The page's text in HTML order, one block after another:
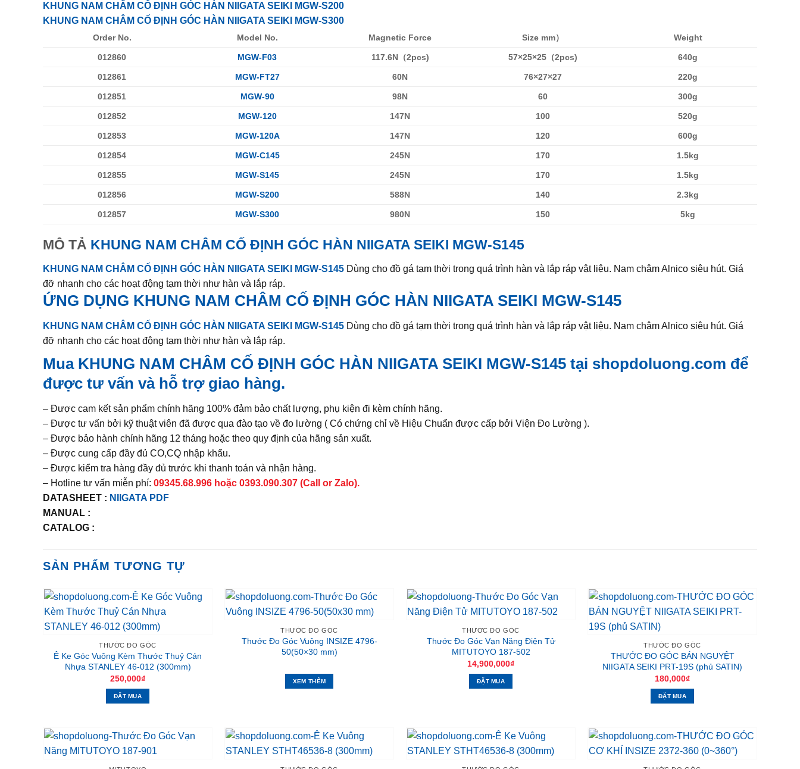
KHUNG NAM CHÂM CỐ ĐỊNH GÓC HÀN NIIGATA SEIKI MGW-S200
KHUNG NAM CHÂM CỐ ĐỊNH GÓC HÀN NIIGATA SEIKI MGW-S300
Order No. Model No. Magnetic Force Size mm） Weight
012860 MGW-F03 117.6N（2pcs) 57×25×25（2pcs) 640g
012861 MGW-FT27 60N 76×27×27 220g
012851 MGW-90 98N 60 300g
012852 MGW-120 147N 100 520g
012853 MGW-120A 147N 120 600g
012854 MGW-C145 245N 170 1.5kg
012855 MGW-S145 245N 170 1.5kg
012856 MGW-S200 588N 140 2.3kg
012857 MGW-S300 980N 150 5kg
MÔ TẢ KHUNG NAM CHÂM CỐ ĐỊNH GÓC HÀN NIIGATA SEIKI MGW-S145
KHUNG NAM CHÂM CỐ ĐỊNH GÓC HÀN NIIGATA SEIKI MGW-S145 Dùng cho đồ gá tạm thời trong quá trình hàn và lắp ráp vật liệu. Nam châm Alnico siêu hút. Giá
đỡ nhanh cho các hoạt động tạm thời như hàn và lắp ráp.
ỨNG DỤNG KHUNG NAM CHÂM CỐ ĐỊNH GÓC HÀN NIIGATA SEIKI MGW-S145
KHUNG NAM CHÂM CỐ ĐỊNH GÓC HÀN NIIGATA SEIKI MGW-S145 Dùng cho đồ gá tạm thời trong quá trình hàn và lắp ráp vật liệu. Nam châm Alnico siêu hút. Giá
đỡ nhanh cho các hoạt động tạm thời như hàn và lắp ráp.
Mua KHUNG NAM CHÂM CỐ ĐỊNH GÓC HÀN NIIGATA SEIKI MGW-S145 tại shopdoluong.com để
được tư vấn và hỗ trợ giao hàng.
– Được cam kết sản phẩm chính hãng 100% đảm bảo chất lượng, phụ kiện đi kèm chính hãng.
– Được tư vấn bởi kỹ thuật viên đã được qua đào tạo về đo lường ( Có chứng chỉ về Hiệu Chuẩn được cấp bởi Viện Đo Lường ).
– Được bảo hành chính hãng 12 tháng hoặc theo quy định của hãng sản xuất.
– Được cung cấp đầy đủ CO,CQ nhập khẩu.
– Được kiểm tra hàng đầy đủ trước khi thanh toán và nhận hàng.
– Hotline tư vấn miễn phí: 09345.68.996 hoặc 0393.090.307 (Call or Zalo).
DATASHEET : NIIGATA PDF
MANUAL :
CATALOG :
SẢN PHẨM TƯƠNG TỰ
THƯỚC ĐO GÓC
Ê Ke Góc Vuông Kèm Thước Thuỷ Cán
Nhựa STANLEY 46-012 (300mm)
250,000₫
ĐẶT MUA
THƯỚC ĐO GÓC
Thước Đo Góc Vuông INSIZE 4796-
50(50×30 mm)
XEM THÊM
THƯỚC ĐO GÓC
Thước Đo Góc Vạn Năng Điện Tử
MITUTOYO 187-502
14,900,000₫
ĐẶT MUA
THƯỚC ĐO GÓC
THƯỚC ĐO GÓC BÁN NGUYỆT
NIIGATA SEIKI PRT-19S (phủ SATIN)
180,000₫
ĐẶT MUA